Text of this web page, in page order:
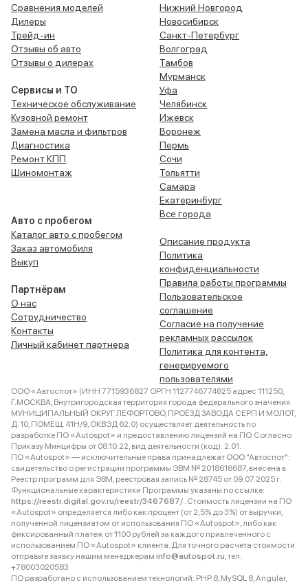
Сравнения моделей
Дилеры
Трейд-ин
Отзывы об авто
Отзывы о дилерах
Сервисы и ТО
Техническое обслуживание
Кузовной ремонт
Замена масла и фильтров
Диагностика
Ремонт КПП
Шиномонтаж
Авто с пробегом
Каталог авто с пробегом
Заказ автомобиля
Выкуп
Партнёрам
О нас
Сотрудничество
Контакты
Личный кабинет партнера
Нижний Новгород
Новосибирск
Санкт-Петербург
Волгоград
Тамбов
Мурманск
Уфа
Челябинск
Ижевск
Воронеж
Пермь
Сочи
Тольятти
Самара
Екатеринбург
Все города
Описание продукта
Политика
конфиденциальности
Правила работы программы
Пользовательское
соглашение
Согласие на получение
рекламных рассылок
Политика для контента,
генерируемого
пользователями
ООО «Автоспот» (ИНН 7715936827 ОРГН 1127746774825 адрес 111250,
Г.МОСКВА, Внутригородская территория города федерального значения
МУНИЦИПАЛЬНЫЙ ОКРУГ ЛЕФОРТОВО, ПРОЕЗД ЗАВОДА СЕРП И МОЛОТ,
Д. 10, ПОМЕЩ. 41Н/9, ОКВЭД 62.0) осуществляет деятельность по
разработке ПО «Autospot» и предоставлению лицензий на ПО. Согласно
Приказу Минцифры от 08.10.22, вид деятельности (код): 2.01.
ПО «Autospot» — исключительные права принадлежат ООО "Автоспот":
свидетельство о регистрации программы ЭВМ № 2018618687, внесена в
Реестр программ для ЭВМ, реестровая запись № 28745 от 09.07.2025 г.
Функциональные характеристики Программы указаны по ссылке:
https://reestr.digital.gov.ru/reestr/3467687/ . Стоимость лицензии на ПО
«Autospot» определяется либо как процент (от 2,5% до 3%) от выручки,
полученной лицензиатом от использования ПО «Autospot», либо как
фиксированный платеж от 1100 рублей за каждого привлеченного с
использованием ПО «Autospot» клиента. Для точного расчета стоимости
отправьте заявку нашим менеджерам info@autospot.ru, тел.
+78003020583
ПО разработано с использованием технологий: PHP 8, MySQL 8, Angular,